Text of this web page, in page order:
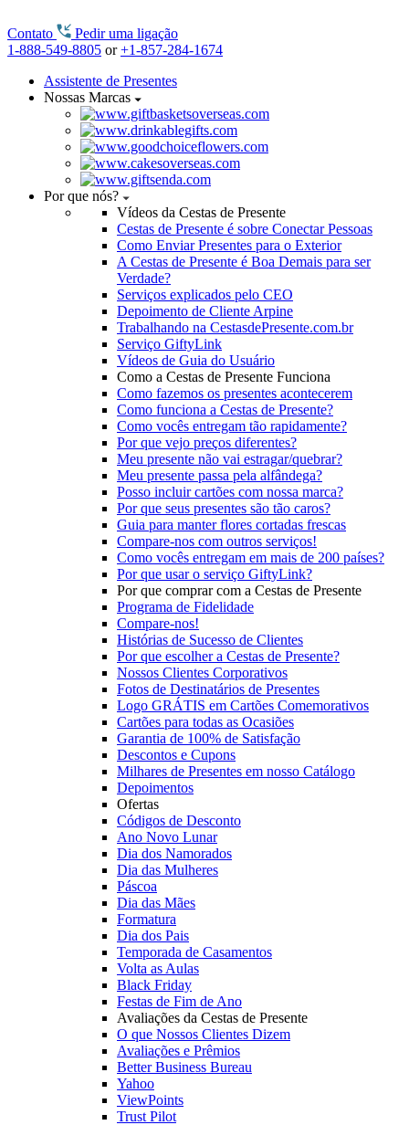
Contato
Pedir uma ligação
1-888-549-8805 or+1-857-284-1674
Assistente de Presentes
Nossas Marcas
Por que nós?
Vídeos da Cestas de Presente
Cestas de Presente é sobre Conectar Pessoas
Como Enviar Presentes para o Exterior
A Cestas de Presente é Boa Demais para ser
Verdade?
Serviços explicados pelo CEO
Depoimento de Cliente Arpine
Trabalhando na CestasdePresente.com.br
Serviço GiftyLink
Vídeos de Guia do Usuário
Como a Cestas de Presente Funciona
Como fazemos os presentes acontecerem
Como funciona a Cestas de Presente?
Como vocês entregam tão rapidamente?
Por que vejo preços diferentes?
Meu presente não vai estragar/quebrar?
Meu presente passa pela alfândega?
Posso incluir cartões com nossa marca?
Por que seus presentes são tão caros?
Guia para manter flores cortadas frescas
Compare-nos com outros serviços!
Como vocês entregam em mais de 200 países?
Por que usar o serviço GiftyLink?
Por que comprar com a Cestas de Presente
Programa de Fidelidade
Compare-nos!
Histórias de Sucesso de Clientes
Por que escolher a Cestas de Presente?
Nossos Clientes Corporativos
Fotos de Destinatários de Presentes
Logo GRÁTIS em Cartões Comemorativos
Cartões para todas as Ocasiões
Garantia de 100% de Satisfação
Descontos e Cupons
Milhares de Presentes em nosso Catálogo
Depoimentos
Ofertas
Códigos de Desconto
Ano Novo Lunar
Dia dos Namorados
Dia das Mulheres
Páscoa
Dia das Mães
Formatura
Dia dos Pais
Temporada de Casamentos
Volta as Aulas
Black Friday
Festas de Fim de Ano
Avaliações da Cestas de Presente
O que Nossos Clientes Dizem
Avaliações e Prêmios
Better Business Bureau
Yahoo
ViewPoints
Trust Pilot